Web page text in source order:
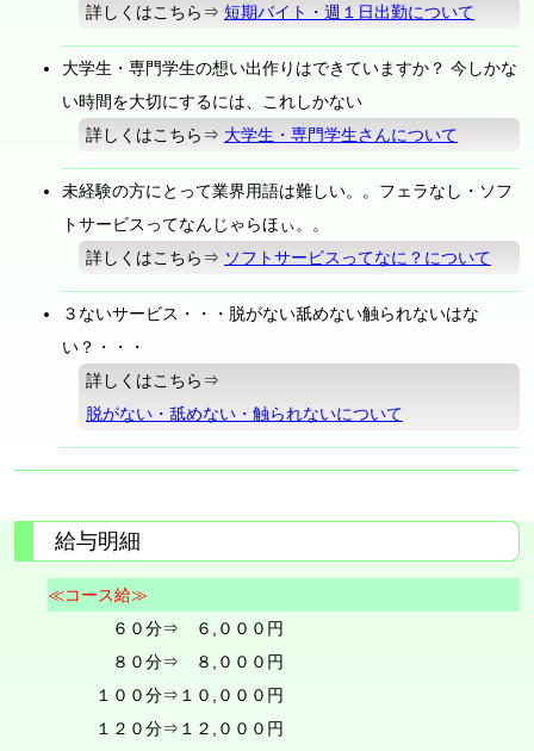
詳しくはこちら⇒短期バイト・週１日出勤について
大学生・専門学生の想い出作りはできていますか？ 今しかな
い時間を大切にするには、これしかない
詳しくはこちら⇒ 大学生・専門学生さんについて
未経験の方にとって業界用語は難しい。。フェラなし・ソフ
トサービスってなんじゃらほぃ。。
詳しくはこちら⇒ ソフトサービスってなに？について
３ないサービス・・・脱がない舐めない触られないはな
い？・・・
詳しくはこちら⇒
脱がない・舐めない・触られないについて
給与明細
≪コース給≫
６０分⇒ ６,０００円
８０分⇒ ８,０００円
１００分⇒１０,０００円
１２０分⇒１２,０００円